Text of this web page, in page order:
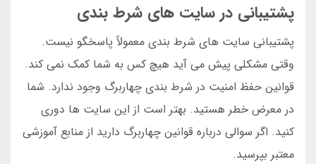
پشتیبانی در سایت های شرط بندی
پشتیبانی سایت های شرط بندی معمولاً پاسخگو نیست.
وقتی مشکلی پیش می آید هیچ کس به شما کمک نمی کند.
قوانین حفظ امنیت در شرط بندی چهاربرگ وجود ندارد. شما
در معرض خطر هستید. بهتر است از این سایت ها دوری
کنید. اگر سوالی درباره قوانین چهاربرگ دارید از منابع آموزشی
معتبر بپرسید.